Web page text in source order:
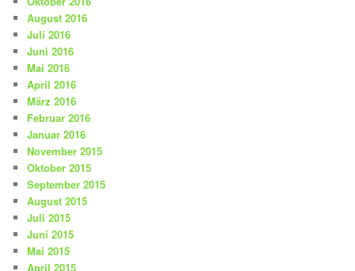
August 2016
Juli 2016
Juni 2016
Mai 2016
April 2016
März 2016
Februar 2016
Januar 2016
November 2015
Oktober 2015
September 2015
August 2015
Juli 2015
Juni 2015
Mai 2015
April 2015